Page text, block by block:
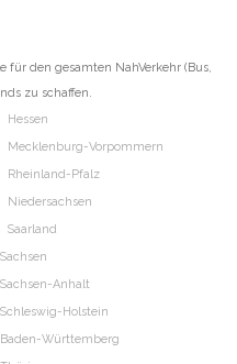
für den gesamten NahVerkehr (Bus,
zu schaffen.
Hessen
Mecklenburg-Vorpommern
Rheinland-Pfalz
Niedersachsen
Saarland
Sachsen
Sachsen-Anhalt
Schleswig-Holstein
Baden-Württemberg